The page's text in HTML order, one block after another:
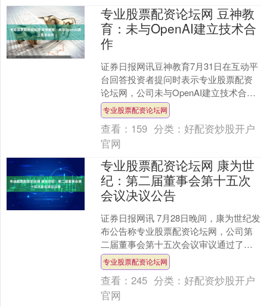
专业股票配资论坛网 豆神教
育：未与OpenAI建立技术合
作
证券日报网讯豆神教育7月31日在互动平
台回答投资者提问时表示专业股票配资
论坛网，公司未与OpenAI建立技术合
作。....
专业股票配资论坛网
查看： 159 分类：好配资炒股开户
官网
专业股票配资论坛网 康为世
纪：第二届董事会第十五次
会议决议公告
证券日报网讯 7月28日晚间，康为世纪发
布公告称专业股票配资论坛网，公司第
二届董事会第十五次会议审议通过了
《关于聘任公司内部审计负责人的议
案》等。....
专业股票配资论坛网
查看：245 分类：好配资炒股开户
官网